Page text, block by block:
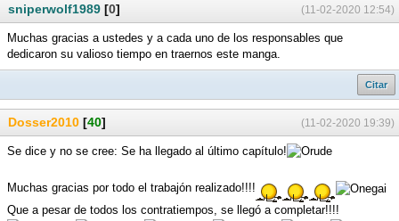
(11-02-2020 12:54)
sniperwolf1989 [0]
Muchas gracias a ustedes y a cada uno de los responsables que
dedicaron su valioso tiempo en traernos este manga.
Citar
(11-02-2020 19:39)
Dosser2010 [40]
Se dice y no se cree: Se ha llegado al último capítulo!
Muchas gracias por todo el trabajón realizado!!!!
Que a pesar de todos los contratiempos, se llegó a completar!!!!